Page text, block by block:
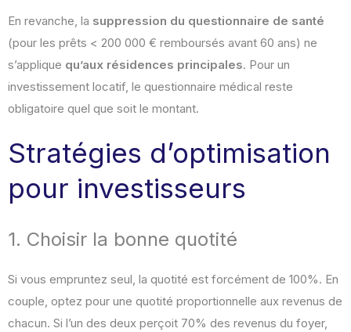
En revanche, la suppression du questionnaire de santé
(pour les prêts < 200 000 € remboursés avant 60 ans) ne
s’applique qu’aux résidences principales. Pour un
investissement locatif, le questionnaire médical reste
obligatoire quel que soit le montant.
Stratégies d’optimisation
pour investisseurs
1. Choisir la bonne quotité
Si vous empruntez seul, la quotité est forcément de 100%. En
couple, optez pour une quotité proportionnelle aux revenus de
chacun. Si l’un des deux perçoit 70% des revenus du foyer,